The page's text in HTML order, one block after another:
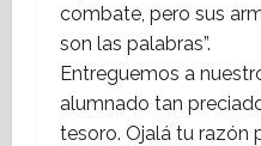
combate, pero sus
son las palabras”.
Entreguemos a
alumnado tan
tesoro. Ojalá tu razón